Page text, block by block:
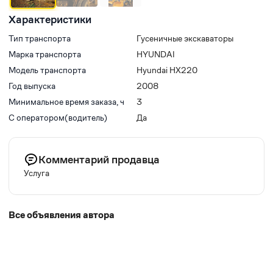
Характеристики
Тип транспорта
Гусеничные экскаваторы
Марка транспорта
HYUNDAI
Модель транспорта
Hyundai HX220
Год выпуска
2008
Минимальное время заказа, ч
3
С оператором(водитель)
Да
Комментарий продавца
Услуга
Все объявления автора